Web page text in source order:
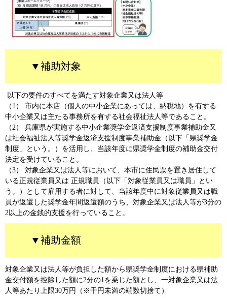
▼補助対象
以下の要件のすべてを満たす対象企業又は法人等
（1） 市内に本店（個人の中小企業にあっては、納税地）を有する
中小企業又は主たる事務所を有する社会福祉法人等であること。
（2） 兵庫県が実施する中小企業奨学金返済支援制度事業補助金又
は社会福祉法人等奨学金返済支援制度事業補助金（以下「県奨学金
制度」という。）を活用し、当該年度に県奨学金制度の補助金交付
決定を受けていること。
（3） 対象企業又は法人等において、本市に住民票を置き居住して
いる正規従業員又は 正規職員（以下「対象従業員又は職員」とい
う。）として雇用する者に対して、当該年度中に対象従業員又は職
員が返還した奨学金年間返還額のうち、対象企業又は法人等が3分の
2以上の金銭的支援を行っていること。
▼補助金額
対象企業又は法人等が負担した額から県奨学金制度における県補助
金交付額を控除した額に2分の1を乗じた額とし、一対象企業又は法
人等あたり上限30万円（※千円未満の端数切捨て）